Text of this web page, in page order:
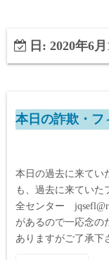
日: 2020年6月
本日の詐欺・フ
本日の過去に来てい
も、過去に来ていた
全センター
があるので一応念の
ありますがご了承